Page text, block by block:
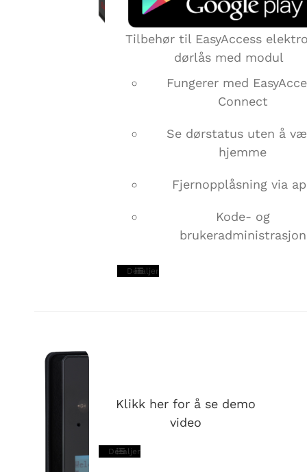
Tilbehør til EasyAccess
dørlås med modul
Fungerer med
Connect
Se dørstatus uten å
hjemme
Fjernopplåsning via
Kode- og
brukeradministrasjon
Detaljer
Klikk her for å se demo
video
Detaljer